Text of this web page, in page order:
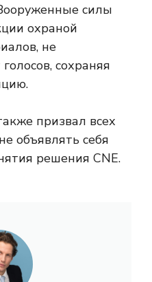
силы
охраной
не
сохраняя
призвал всех
объявлять себя
решения CNE.